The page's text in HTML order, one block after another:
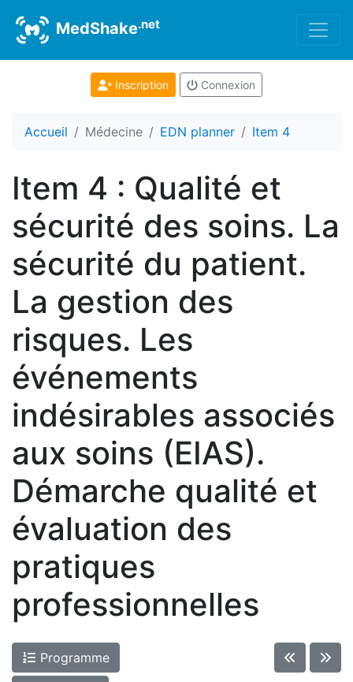
MedShake.net
Inscription Connexion
Accueil Médecine EDN planner Item 4
Item 4 : Qualité et
sécurité des soins. La
sécurité du patient.
La gestion des
risques. Les
événements
indésirables associés
aux soins (EIAS).
Démarche qualité et
évaluation des
pratiques
professionnelles
Programme